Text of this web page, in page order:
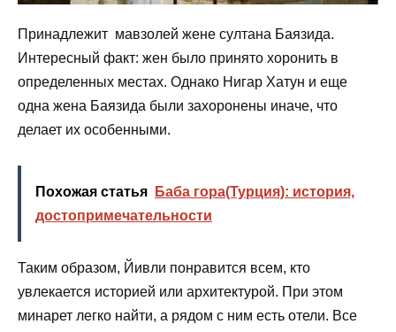
Принадлежит мавзолей жене султана Баязида.
Интересный факт: жен было принято хоронить в
определенных местах. Однако Нигар Хатун и еще
одна жена Баязида были захоронены иначе, что
делает их особенными.
Похожая статья
Баба гора(Турция): история,
достопримечательности
Таким образом, Йивли понравится всем, кто
увлекается историей или архитектурой. При этом
минарет легко найти, а рядом с ним есть отели. Все